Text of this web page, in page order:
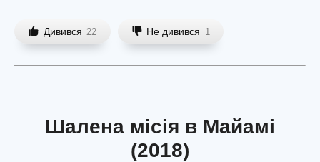
Дивився 22 Не дивився 1
Шалена місія в Майамі
(2018)